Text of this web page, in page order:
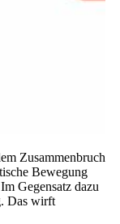
Zusammenbruch
Bewegung
Gegensatz dazu
Das wirft